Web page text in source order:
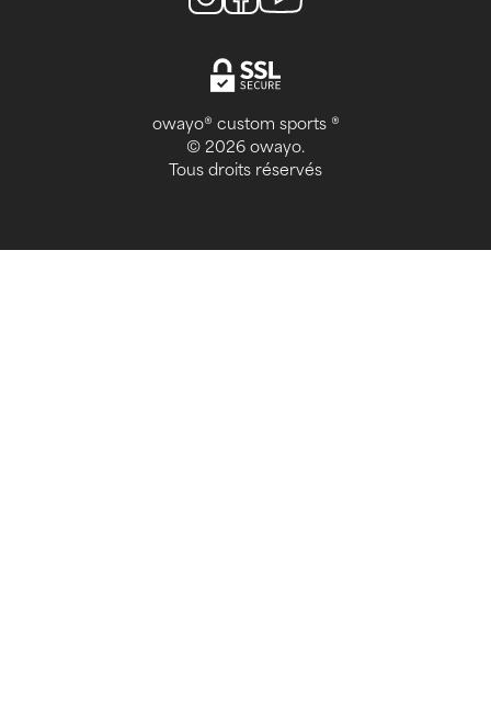
owayo® custom sports ®
© 2026 owayo.
Tous droits réservés